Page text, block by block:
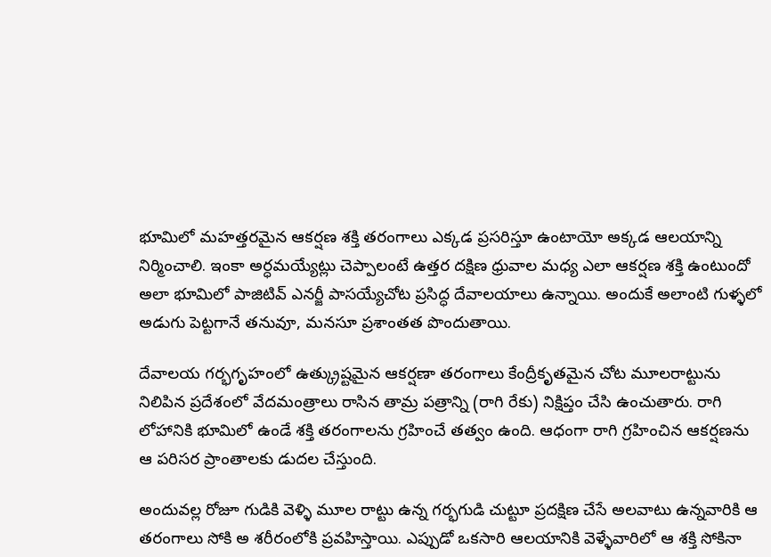
భూమిలో మహత్తరమైన ఆకర్షణ శక్తి తరంగాలు ఎక్కడ ప్రసరిస్తూ ఉంటాయో అక్కడ ఆలయాన్ని
నిర్మించాలి. ఇంకా అర్ధమయ్యేట్లు చెప్పాలంటే ఉత్తర దక్షిణ ధ్రువాల మధ్య ఎలా ఆకర్షణ శక్తి ఉంటుందో
అలా భూమిలో పాజిటివ్ ఎనర్జీ పాసయ్యేచోట ప్రసిద్ధ దేవాలయాలు ఉన్నాయి. అందుకే అలాంటి గుళ్ళలో
అడుగు పెట్టగానే తనువూ, మనసూ ప్రశాంతత పొందుతాయి.
దేవాలయ గర్భగృహంలో ఉత్క్రుష్టమైన ఆకర్షణా తరంగాలు కేంద్రీకృతమైన చోట మూలవిరాట్టును
నిలిపిన ప్రదేశంలో వేదమంత్రాలు రాసిన తామ్ర పత్రాన్ని (రాగి రేకు) నిక్షిప్తం చేసి ఉంచుతారు. రాగి
లోహానికి భూమిలో ఉండే శక్తి తరంగాలను గ్రహించే తత్వం ఉంది. ఆవిధంగా రాగి గ్రహించిన ఆకర్షణను
ఆ పరిసర ప్రాంతాలకు విడుదల చేస్తుంది.
అందువల్ల రోజూ గుడికి వెళ్ళి మూల విరాట్టు ఉన్న గర్భగుడి చుట్టూ ప్రదక్షిణ చేసే అలవాటు ఉన్నవారికి ఆ
తరంగాలు సోకి అవి శరీరంలోకి ప్రవహిస్తాయి. ఎప్పుడో ఒకసారి ఆలయానికి వెళ్ళేవారిలో ఆ శక్తి సోకినా